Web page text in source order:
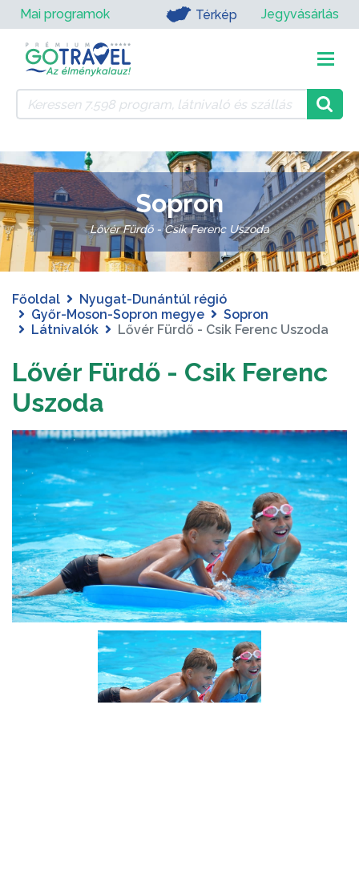
Mai programok Térkép Jegyvásárlás
Sopron
Lővér Fürdő - Csik Ferenc Uszoda
Főoldal
Nyugat-Dunántúl régió
Győr-Moson-Sopron megye
Sopron
Látnivalók
Lővér Fürdő - Csik Ferenc Uszoda
Lővér Fürdő - Csik Ferenc
Uszoda